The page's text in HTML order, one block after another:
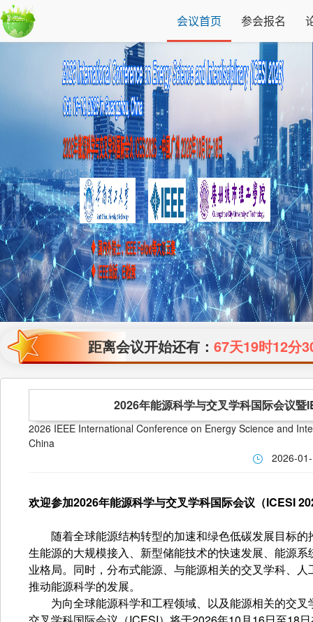
会议首页 参会报名
距离会议开始还有： 67天19时12分
2026年能源科学与交叉学科国际会议
2026 IEEE International Conference on Energy Science and
China
2026-
欢迎参加2026年能源科学与交叉学科国际会议（ICESI
随着全球能源结构转型的加速和绿色低碳发展目标的
生能源的大规模接入、新型储能技术的快速发展、能源
业格局。同时，分布式能源、与能源相关的交叉学科、
推动能源科学的发展。
为向全球能源科学和工程领域、以及能源相关的交叉